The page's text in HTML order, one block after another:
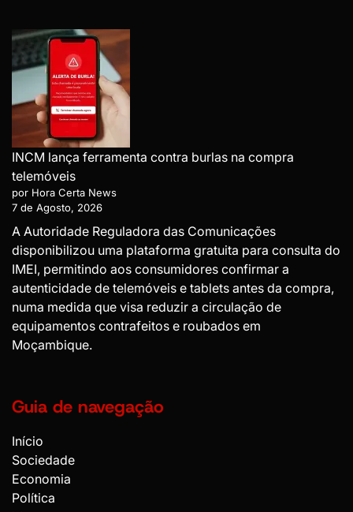
INCM lança ferramenta contra burlas na compra
telemóveis
por Hora Certa News
7 de Agosto, 2026
A Autoridade Reguladora das Comunicações
disponibilizou uma plataforma gratuita para consulta do
IMEI, permitindo aos consumidores confirmar a
autenticidade de telemóveis e tablets antes da compra,
numa medida que visa reduzir a circulação de
equipamentos contrafeitos e roubados em
Moçambique.
Guia de navegação
Início
Sociedade
Economia
Política